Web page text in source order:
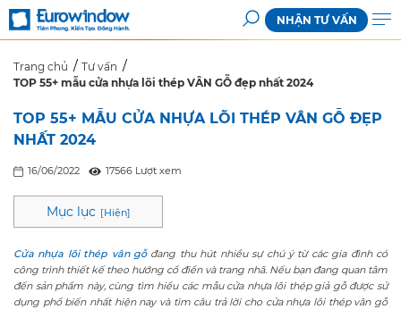
NHẬN TƯ VẤN
Trang chủ
Tư vấn
TOP 55+ mẫu cửa nhựa lõi thép VÂN GỖ đẹp nhất 2024
TOP 55+ MẪU CỬA NHỰA LÕI THÉP VÂN GỖ ĐẸP
NHẤT 2024
16/06/2022 17566 Lượt xem
Mục lục [Hiện]
Cửa nhựa lõi thép vân gỗ đang thu hút nhiều sự chú ý từ các gia đình có
công trình thiết kế theo hướng cổ điển và trang nhã. Nếu bạn đang quan tâm
đến sản phẩm này, cùng tìm hiểu các mẫu cửa nhựa lõi thép giả gỗ được sử
dụng phổ biến nhất hiện nay và tìm câu trả lời cho cửa nhựa lõi thép vân gỗ